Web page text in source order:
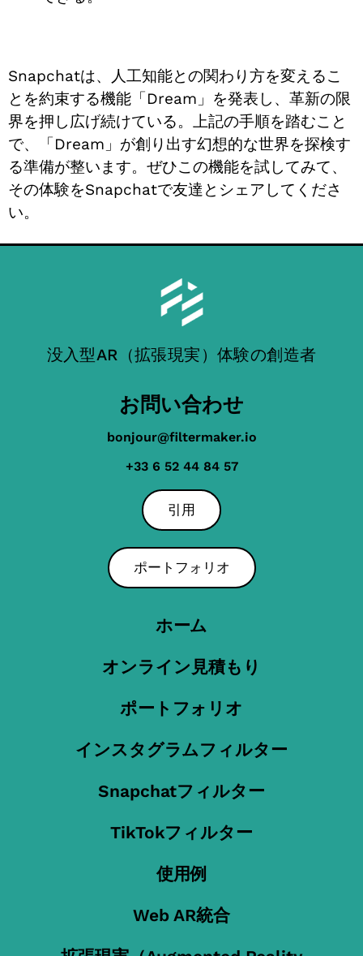
Snapchatは、人工知能との関わり方を変えるこ
とを約束する機能「Dream」を発表し、革新の限
界を押し広げ続けている。上記の手順を踏むこと
で、「Dream」が創り出す幻想的な世界を探検す
る準備が整います。ぜひこの機能を試してみて、
その体験をSnapchatで友達とシェアしてくださ
い。
没入型AR（拡張現実）体験の創造者
お問い合わせ
bonjour@filtermaker.io
+33 6 52 44 84 57
引用
ポートフォリオ
ホーム
オンライン見積もり
ポートフォリオ
インスタグラムフィルター
Snapchatフィルター
TikTokフィルター
使用例
Web AR統合